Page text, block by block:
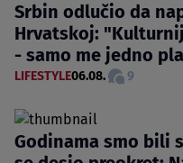
Srbin odlučio da
Hrvatskoj:
- samo me jedno
LIFESTYLE06.08. 9
Godinama smo bili